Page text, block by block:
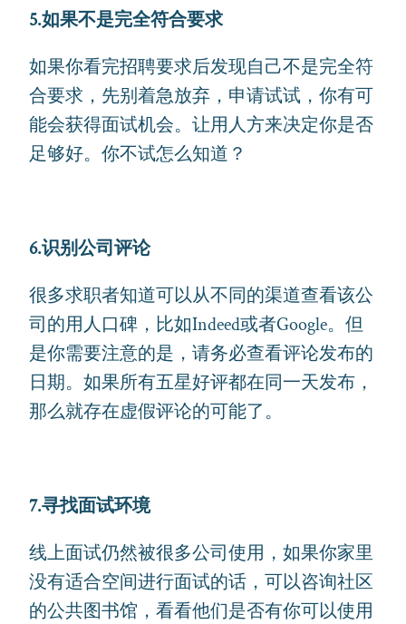
5.如果不是完全符合要求
如果你看完招聘要求后发现自己不是完全符
合要求，先别着急放弃，申请试试，你有可
能会获得面试机会。让用人方来决定你是否
足够好。你不试怎么知道？
6.识别公司评论
很多求职者知道可以从不同的渠道查看该公
司的用人口碑，比如Indeed或者Google。但
是你需要注意的是，请务必查看评论发布的
日期。如果所有五星好评都在同一天发布，
那么就存在虚假评论的可能了。
7.寻找面试环境
线上面试仍然被很多公司使用，如果你家里
没有适合空间进行面试的话，可以咨询社区
的公共图书馆，看看他们是否有你可以使用